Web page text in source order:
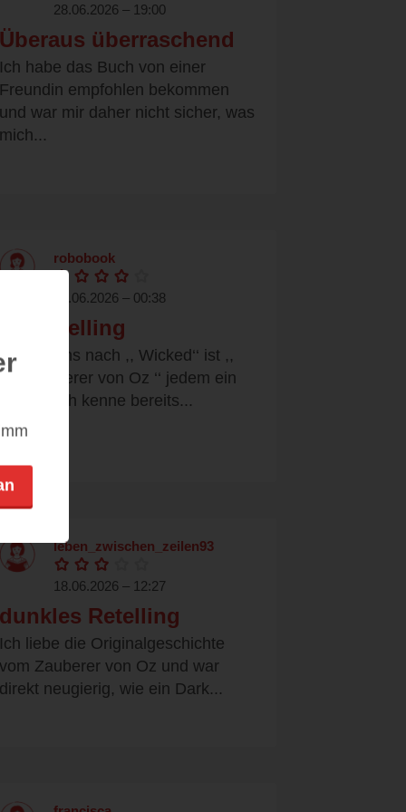
28.06.2026 – 19:00
Überaus überraschend
Ich habe das Buch von einer
Freundin empfohlen bekommen
und war mir daher nicht sicher, was
mich...
robobook
22.06.2026 – 00:38
Oz Retelling
Spätestens nach ,, Wicked‘‘ ist ,,
der Zauberer von Oz ‘‘ jedem ein
Begriff. Ich kenne bereits...
leben_zwischen_zeilen93
18.06.2026 – 12:27
dunkles Retelling
Ich liebe die Originalgeschichte
vom Zauberer von Oz und war
direkt neugierig, wie ein Dark...